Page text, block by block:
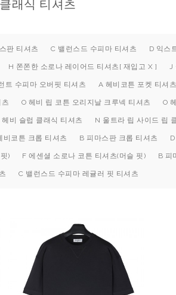
래식 티셔츠
판 티셔츠 C 밸런스드 수피마 티셔츠 D 익스
H 쫀쫀한 소로나 레이어드 티셔츠[ 재입고 X ] J
트 수피마 오버핏 티셔츠 A 헤비코튼 포켓 티셔츠
O 헤비 립 코튼 오리지날 크루넥 티셔츠 O
헤비 슬럽 클래식 티셔츠 N 울트라 립 사이드 립
비코튼 크롭 티셔츠 B 피마스판 크롭 티셔츠
) F 에센셜 소로나 코튼 티셔츠(머슬 핏) B 피
C 밸런스드 수피마 레귤러 핏 티셔츠